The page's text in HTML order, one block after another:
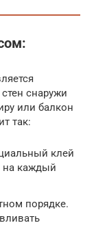
снаружи
или балкон
так:
клей
на каждый
порядке.